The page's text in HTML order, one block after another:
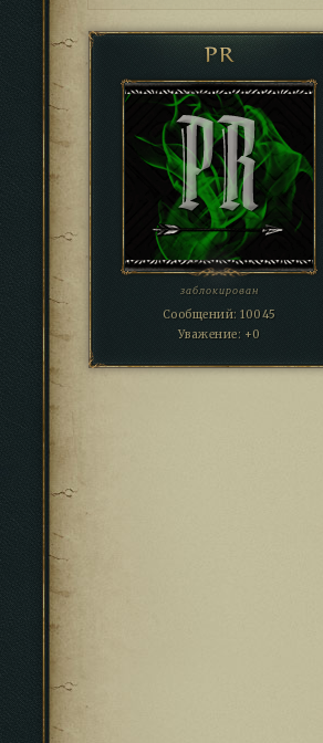
PR
заблокирован
Сообщений: 10045
Уважение: +0